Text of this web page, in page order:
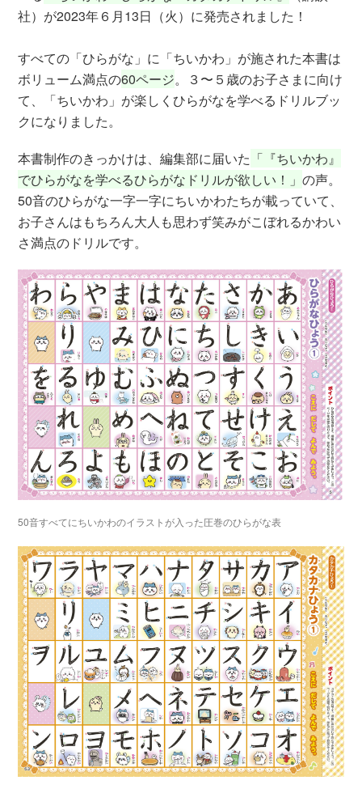
社）が2023年６月13日（火）に発売されました！
すべての「ひらがな」に「ちいかわ」が施された本書は
ボリューム満点の60ページ。３〜５歳のお子さまに向け
て、「ちいかわ」が楽しくひらがなを学べるドリルブッ
クになりました。
本書制作のきっかけは、編集部に届いた 「『ちいかわ』
でひらがなを学べるひらがなドリルが欲しい！」の声。
50音のひらがな一字一字にちいかわたちが載っていて、
お子さんはもちろん大人も思わず笑みがこぼれるかわい
さ満点のドリルです。
50音すべてにちいかわのイラストが入った圧巻のひらがな表